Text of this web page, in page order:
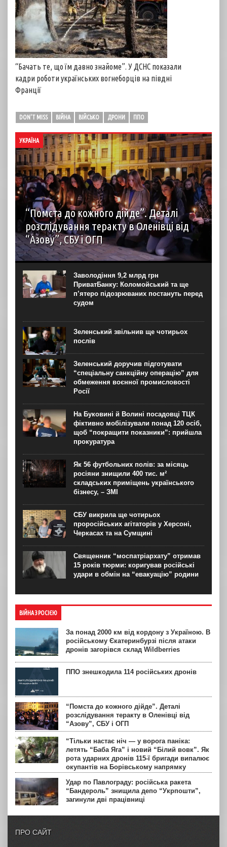
“Бачать те, що їм давно знайоме”. У ДСНС показали
кадри роботи українських вогнеборців на півдні
Франції
DON'T MISS ВІЙНА ВІЙСЬКО ДРОНИ ППО
УКРАЇНА
“Помста до кожного дійде”. Деталі
розслідування теракту в Оленівці від
“Азову”, СБУ і ОГП
автор: Наталія Терамае 28 липня рідні вцілілих
“азовців” в Оленівці виступили із шокуючою заявою.
Мовляв, списки полонених у “бараці 200”, де стався
вибух, укладав полонений представник корпусу. Заява...
Заволодіння 9,2 млрд грн
ПриватБанку: Коломойський та ще
п’ятеро підозрюваних постануть перед
судом
Зеленський звільнив ще чотирьох
послів
Зеленський доручив підготувати
“спеціальну санкційну операцію” для
обмеження воєнної промисловості
Росії
На Буковині й Волині посадовці ТЦК
фіктивно мобілізували понад 120 осіб,
щоб “покращити показники”: прийшла
прокуратура
Як 56 футбольних полів: за місяць
росіяни знищили 400 тис. м²
складських приміщень українського
бізнесу, – ЗМІ
СБУ викрила ще чотирьох
проросійських агітаторів у Херсоні,
Черкасах та на Сумщині
Священник “моспатріархату” отримав
15 років тюрми: коригував російські
удари в обмін на “евакуацію” родини
ВІЙНА З РОСІЄЮ
За понад 2000 км від кордону з Україною. В
російському Єкатеринбурзі після атаки
дронів загорівся склад Wildberries
ППО знешкодила 114 російських дронів
“Помста до кожного дійде”. Деталі
розслідування теракту в Оленівці від
“Азову”, СБУ і ОГП
“Тільки настає ніч — у ворога паніка:
летять “Баба Яга” і новий “Білий вовк”. Як
рота ударних дронів 115-ї бригади випалює
окупантів на Борівському напрямку
Удар по Павлограду: російська ракета
“Бандероль” знищила депо “Укрпошти”,
загинули дві працівниці
ПРО САЙТ